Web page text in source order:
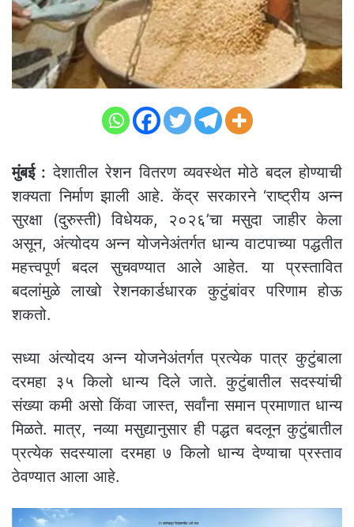
मुंबई : देशातील रेशन वितरण व्यवस्थेत मोठे बदल होण्याची
शक्यता निर्माण झाली आहे. केंद्र सरकारने ‘राष्ट्रीय अन्न
सुरक्षा (दुरुस्ती) विधेयक, २०२६’चा मसुदा जाहीर केला
असून, अंत्योदय अन्न योजनेअंतर्गत धान्य वाटपाच्या पद्धतीत
महत्त्वपूर्ण बदल सुचवण्यात आले आहेत. या प्रस्तावित
बदलांमुळे लाखो रेशनकार्डधारक कुटुंबांवर परिणाम होऊ
शकतो.
सध्या अंत्योदय अन्न योजनेअंतर्गत प्रत्येक पात्र कुटुंबाला
दरमहा ३५ किलो धान्य दिले जाते. कुटुंबातील सदस्यांची
संख्या कमी असो किंवा जास्त, सर्वांना समान प्रमाणात धान्य
मिळते. मात्र, नव्या मसुद्यानुसार ही पद्धत बदलून कुटुंबातील
प्रत्येक सदस्याला दरमहा ७ किलो धान्य देण्याचा प्रस्ताव
ठेवण्यात आला आहे.